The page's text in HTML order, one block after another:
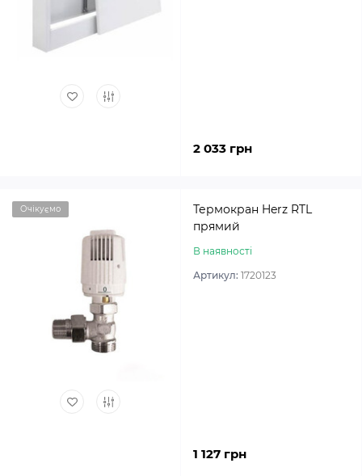
2 033 грн
Очікуємо
Термокран Herz RTL
прямий
В наявності
Артикул: 1720123
1 127 грн